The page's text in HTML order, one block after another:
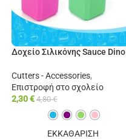
Δοχείο Σιλικόνης Sauce Dino
Cutters - Accessories,
Επιστροφή στο σχολείο
2,30€ 4,80€
ΕΚΚΑΘΑΡΙΣΗ